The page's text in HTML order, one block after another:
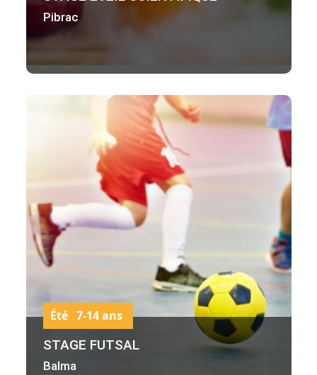
Pibrac
STAGE FUTSAL
Balma
Été 7-14 ans